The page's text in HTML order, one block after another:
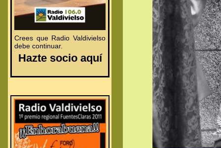
.
.
Crees que Radio Valdivielso
debe continuar.
.
Hazte socio aquí